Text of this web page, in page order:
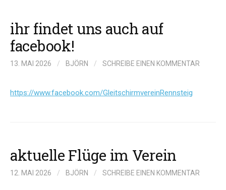
ihr findet uns auch auf
facebook!
13. MAI 2026 / BJÖRN / SCHREIBE EINEN KOMMENTAR
https://www.facebook.com/GleitschirmvereinRennsteig
aktuelle Flüge im Verein
12. MAI 2026 / BJÖRN / SCHREIBE EINEN KOMMENTAR